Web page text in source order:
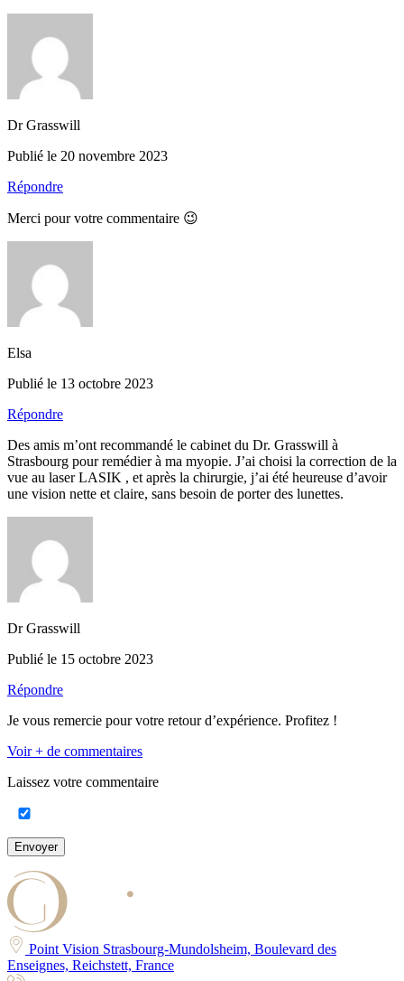
Dr Grasswill
Publié le 20 novembre 2023
Répondre
Merci pour votre commentaire 😉
Elsa
Publié le 13 octobre 2023
Répondre
Des amis m’ont recommandé le cabinet du Dr. Grasswill à
Strasbourg pour remédier à ma myopie. J’ai choisi la correction de la
vue au laser LASIK , et après la chirurgie, j’ai été heureuse d’avoir
une vision nette et claire, sans besoin de porter des lunettes.
Dr Grasswill
Publié le 15 octobre 2023
Répondre
Je vous remercie pour votre retour d’expérience. Profitez !
Voir + de commentaires
Laissez votre commentaire
Envoyer
Point Vision Strasbourg-Mundolsheim, Boulevard des
Enseignes, Reichstett, France